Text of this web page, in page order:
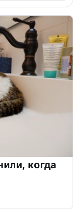
когда